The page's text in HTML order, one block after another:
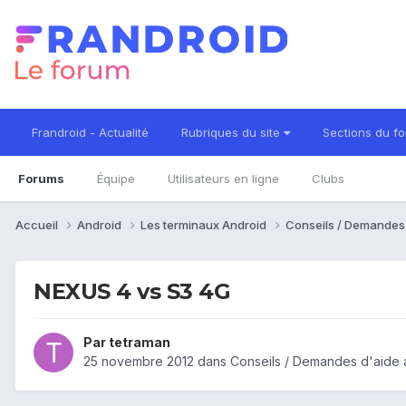
Frandroid - Actualité Rubriques du site Sections du
Forums Équipe Utilisateurs en ligne Clubs
Accueil Android Les terminaux Android Conseils /
NEXUS 4 vs S3 4G
Par tetraman
25 novembre 2012 dans Conseils / Demandes d'aide